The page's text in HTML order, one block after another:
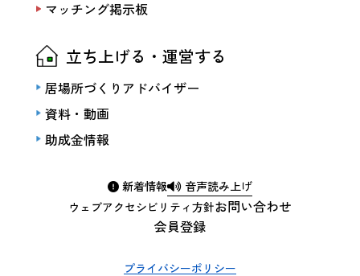
新着情報 音声読み上げ
会員登録
お問い合わせ
ウェブアクセシビリティ方針
マッチング掲示板
立ち上げる・運営する
居場所づくりアドバイザー
資料・動画
助成金情報
プライバシーポリシー